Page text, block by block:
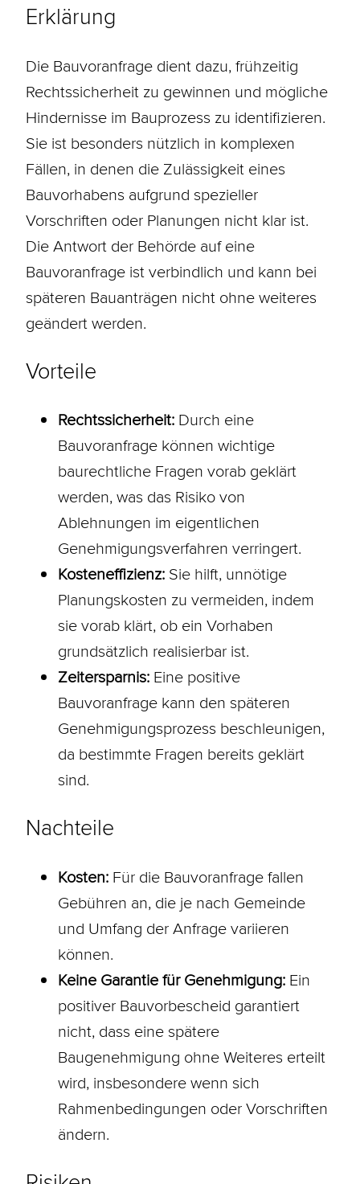
Erklärung
Die Bauvoranfrage dient dazu, frühzeitig
Rechtssicherheit zu gewinnen und mögliche
Hindernisse im Bauprozess zu identifizieren.
Sie ist besonders nützlich in komplexen
Fällen, in denen die Zulässigkeit eines
Bauvorhabens aufgrund spezieller
Vorschriften oder Planungen nicht klar ist.
Die Antwort der Behörde auf eine
Bauvoranfrage ist verbindlich und kann bei
späteren Bauanträgen nicht ohne weiteres
geändert werden.
Vorteile
Rechtssicherheit:Durch eine
Bauvoranfrage können wichtige
baurechtliche Fragen vorab geklärt
werden, was das Risiko von
Ablehnungen im eigentlichen
Genehmigungsverfahren verringert.
Kosteneffizienz:Sie hilft, unnötige
Planungskosten zu vermeiden, indem
sie vorab klärt, ob ein Vorhaben
grundsätzlich realisierbar ist.
Zeitersparnis:Eine positive
Bauvoranfrage kann den späteren
Genehmigungsprozess beschleunigen,
da bestimmte Fragen bereits geklärt
sind.
Nachteile
Kosten:Für die Bauvoranfrage fallen
Gebühren an, die je nach Gemeinde
und Umfang der Anfrage variieren
können.
Keine Garantie für Genehmigung:Ein
positiver Bauvorbescheid garantiert
nicht, dass eine spätere
Baugenehmigung ohne Weiteres erteilt
wird, insbesondere wenn sich
Rahmenbedingungen oder Vorschriften
ändern.